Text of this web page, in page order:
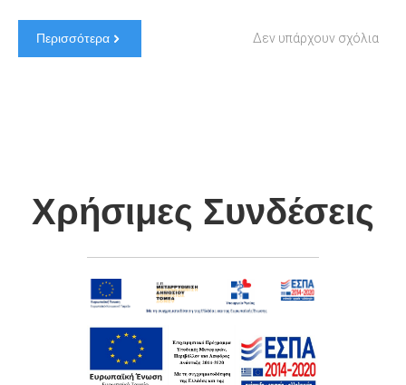
Περισσότερα Δεν υπάρχουν σχόλια
Χρήσιμες Συνδέσεις